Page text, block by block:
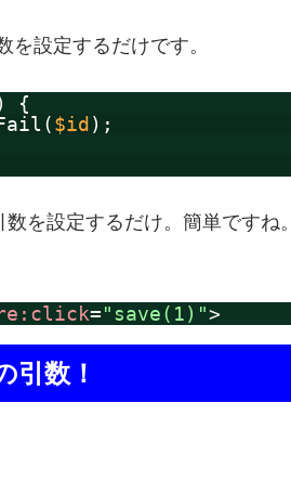
を設定するだけです。
{
$id);
を設定するだけ。簡単ですね
="save(1)">
引数！